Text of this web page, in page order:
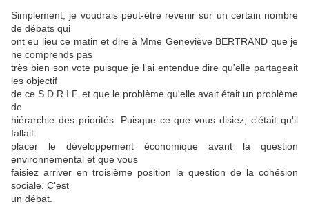
Simplement, je voudrais peut-être revenir sur un certain nombre
de débats qui
ont eu lieu ce matin et dire à Mme Geneviève BERTRAND que je
ne comprends pas
très bien son vote puisque je l'ai entendue dire qu'elle partageait
les objectif
de ce S.D.R.I.F. et que le problème qu'elle avait était un problème
de
hiérarchie des priorités. Puisque ce que vous disiez, c'était qu'il
fallait
placer le développement économique avant la question
environnemental et que vous
faisiez arriver en troisième position la question de la cohésion
sociale. C'est
un débat.